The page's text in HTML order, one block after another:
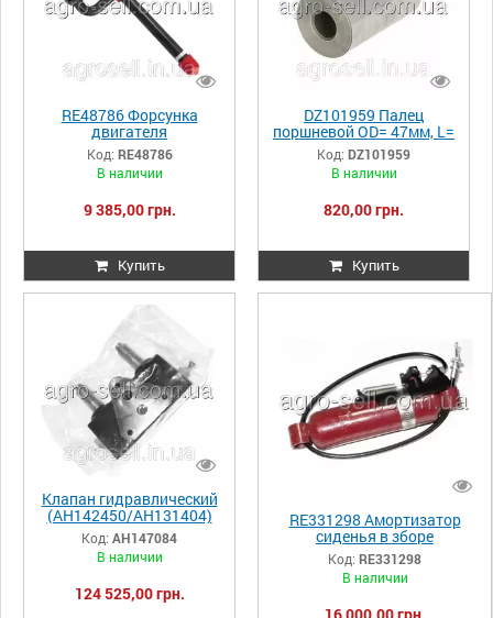
RE48786 Форсунка
двигателя
(RE44508/SE501101),
JD6910-7810
Код: RE48786
В наличии
9 385,00 грн.
Купить
DZ101959 Палец
поршневой OD= 47мм, L=
79мм (R517073), JD
Код: DZ101959
В наличии
820,00 грн.
Купить
Клапан гидравлический
(AH142450/AH131404)
JD9500/9600 AH147084
Код: AH147084
В наличии
124 525,00 грн.
RE331298 Амортизатор
сиденья в зборе
(RE320626/RE182488/RE656
95), JD8430/9300T
Код: RE331298
В наличии